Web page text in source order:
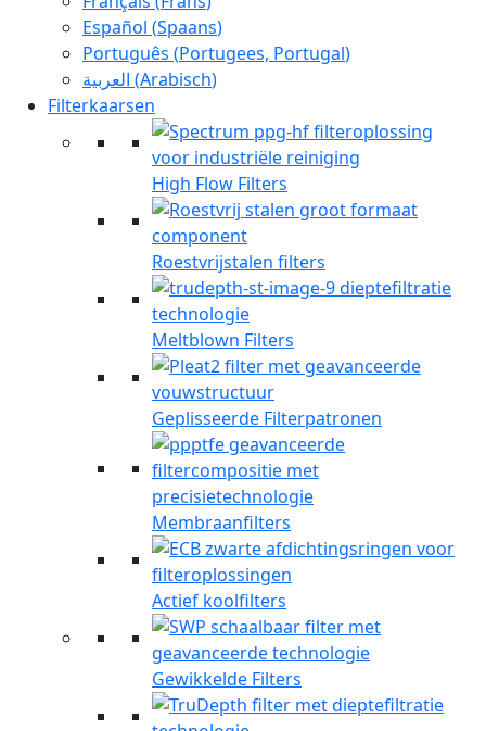
Español (Spaans)
Português (Portugees, Portugal)
العربية (Arabisch)
Filterkaarsen
High Flow Filters
Roestvrijstalen filters
Meltblown Filters
Geplisseerde Filterpatronen
Membraanfilters
Actief koolfilters
Gewikkelde Filters